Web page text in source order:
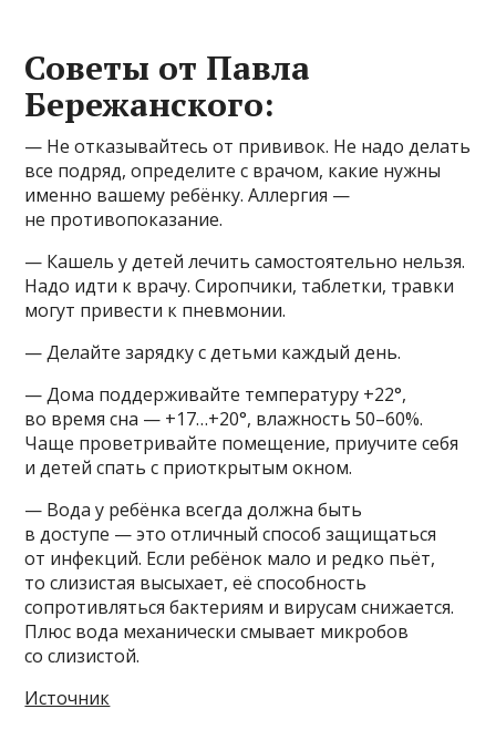
Советы от Павла
Бережанского:
— Не отказывайтесь от прививок. Не надо делать
все подряд, определите с врачом, какие нужны
именно вашему ребёнку. Аллергия —
не противопоказание.
— Кашель у детей лечить самостоятельно нельзя.
Надо идти к врачу. Сиропчики, таблетки, травки
могут привести к пневмонии.
— Делайте зарядку с детьми каждый день.
— Дома поддерживайте температуру +22°,
во время сна — +17…+20°, влажность 50–60%.
Чаще проветривайте помещение, приучите себя
и детей спать с приоткрытым окном.
— Вода у ребёнка всегда должна быть
в доступе — это отличный способ защищаться
от инфекций. Если ребёнок мало и редко пьёт,
то слизистая высыхает, её способность
сопротивляться бактериям и вирусам снижается.
Плюс вода механически смывает микробов
со слизистой.
Источник